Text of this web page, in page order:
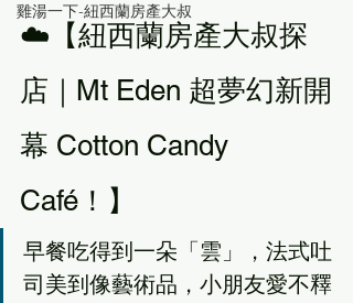
雞湯一下-紐西蘭房產大叔
☁️【紐西蘭房產大叔探
店｜Mt Eden 超夢幻新開
幕 Cotton Candy
Café！】
早餐吃得到一朵「雲」，法式吐
司美到像藝術品，小朋友愛不釋